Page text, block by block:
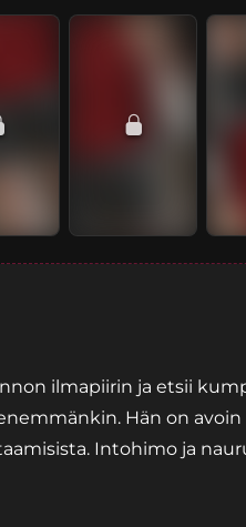
ilmapiirin ja etsii
Hän on
Intohimo ja